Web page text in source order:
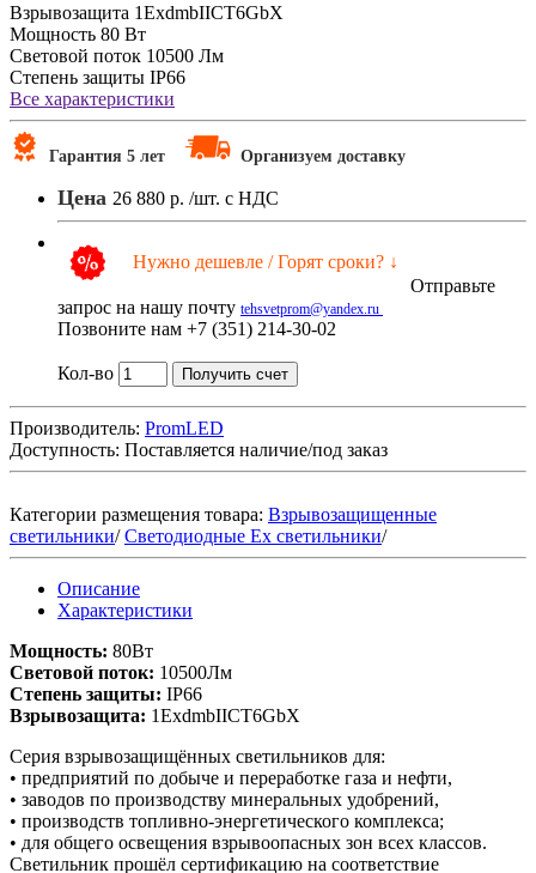
Взрывозащита 1ExdmbIICT6GbX
Мощность 80 Вт
Световой поток 10500 Лм
Степень защиты IP66
Все характеристики
Гарантия 5 лет Организуем доставку
Цена 26 880 р. /шт. с НДС
Нужно дешевле / Горят сроки? ↓
Отправьте
запрос на нашу почту tehsvetprom@yandex.ru
Позвоните нам +7 (351) 214-30-02
Кол-во Получить счет
Производитель: PromLED
Доступность: Поставляется наличие/под заказ
Категории размещения товара: Взрывозащищенные
светильники/Светодиодные Ex светильники/
Описание
Характеристики
Мощность: 80Вт
Световой поток: 10500Лм
Степень защиты: IP66
Взрывозащита: 1ExdmbIICT6GbX
Серия взрывозащищённых светильников для:
• предприятий по добыче и переработке газа и нефти,
• заводов по производству минеральных удобрений,
• производств топливно-энергетического комплекса;
• для общего освещения взрывоопасных зон всех классов.
Светильник прошёл сертификацию на соответствие